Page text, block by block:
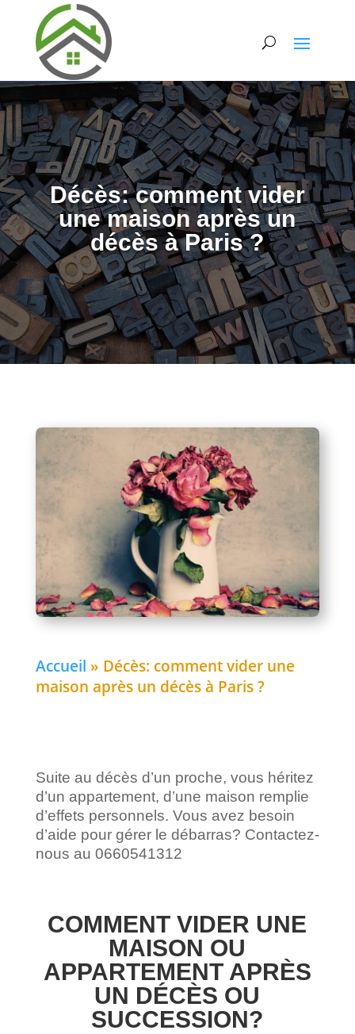
Décès: comment vider
une maison après un
décès à Paris ?
Accueil » Décès: comment vider une
maison après un décès à Paris ?
Suite au décès d’un proche, vous héritez
d’un appartement, d’une maison remplie
d’effets personnels. Vous avez besoin
d’aide pour gérer le débarras? Contactez-
nous au 0660541312
COMMENT VIDER UNE
MAISON OU
APPARTEMENT APRÈS
UN DÉCÈS OU
SUCCESSION?